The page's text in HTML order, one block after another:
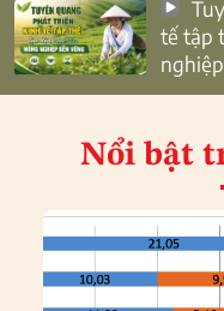
tế tập
Nổi bật